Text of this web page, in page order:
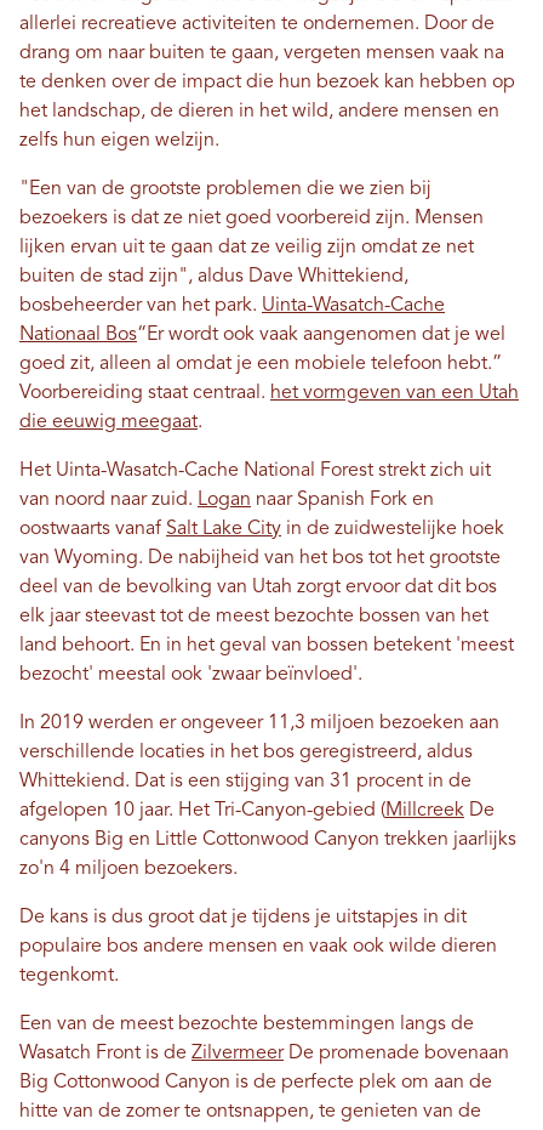
allerlei recreatieve activiteiten te ondernemen. Door de
drang om naar buiten te gaan, vergeten mensen vaak na
te denken over de impact die hun bezoek kan hebben op
het landschap, de dieren in het wild, andere mensen en
zelfs hun eigen welzijn.
"Een van de grootste problemen die we zien bij
bezoekers is dat ze niet goed voorbereid zijn. Mensen
lijken ervan uit te gaan dat ze veilig zijn omdat ze net
buiten de stad zijn", aldus Dave Whittekiend,
bosbeheerder van het park. Uinta-Wasatch-Cache
Nationaal Bos“Er wordt ook vaak aangenomen dat je wel
goed zit, alleen al omdat je een mobiele telefoon hebt.”
Voorbereiding staat centraal. het vormgeven van een Utah
die eeuwig meegaat.
Het Uinta-Wasatch-Cache National Forest strekt zich uit
van noord naar zuid. Logan naar Spanish Fork en
oostwaarts vanaf Salt Lake City in de zuidwestelijke hoek
van Wyoming. De nabijheid van het bos tot het grootste
deel van de bevolking van Utah zorgt ervoor dat dit bos
elk jaar steevast tot de meest bezochte bossen van het
land behoort. En in het geval van bossen betekent 'meest
bezocht' meestal ook 'zwaar beïnvloed'.
In 2019 werden er ongeveer 11,3 miljoen bezoeken aan
verschillende locaties in het bos geregistreerd, aldus
Whittekiend. Dat is een stijging van 31 procent in de
afgelopen 10 jaar. Het Tri-Canyon-gebied ( Millcreek De
canyons Big en Little Cottonwood Canyon trekken jaarlijks
zo'n 4 miljoen bezoekers.
De kans is dus groot dat je tijdens je uitstapjes in dit
populaire bos andere mensen en vaak ook wilde dieren
tegenkomt.
Een van de meest bezochte bestemmingen langs de
Wasatch Front is de ZilvermeerDe promenade bovenaan
Big Cottonwood Canyon is de perfecte plek om aan de
hitte van de zomer te ontsnappen, te genieten van de